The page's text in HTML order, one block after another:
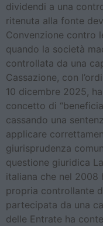
dividendi a una
ritenuta alla fonte
Convenzione contro
quando la società
controllata da una
Cassazione, con
10 dicembre 2025,
concetto di
cassando una
applicare
giurisprudenza
questione giuridica
italiana che nel
propria controllante
partecipata da una
delle Entrate ha